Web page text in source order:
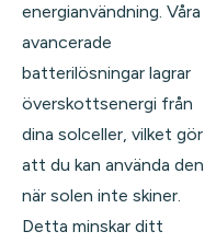
energianvändning. Våra
avancerade
batterilösningar lagrar
överskottsenergi från
dina solceller, vilket gör
att du kan använda den
när solen inte skiner.
Detta minskar ditt